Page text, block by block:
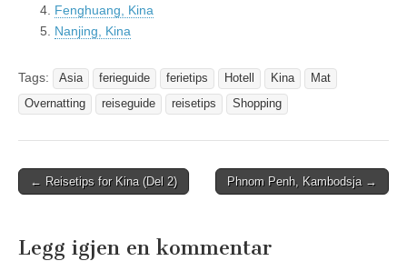
Fenghuang, Kina
Nanjing, Kina
Tags: Asia ferieguide ferietips Hotell Kina
Mat
Overnatting
reiseguide reisetips Shopping
Post navigation
← Reisetips for Kina (Del 2) Phnom Penh, Kambodsja →
Legg igjen en kommentar